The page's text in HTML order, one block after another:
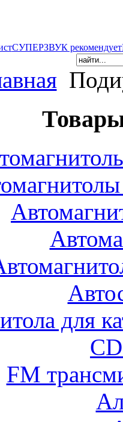
СУПЕРЗВУК рекомендует
для
FM